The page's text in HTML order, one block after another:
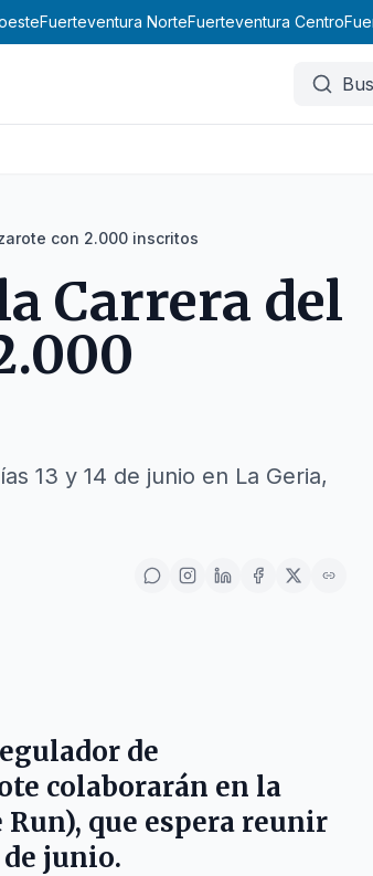
Fuerteventura NorteFuerteventura Centro
con 2.000 inscritos
Carrera del
13 y 14 de junio en La Geria,
de
colaborarán en la
que espera reunir
de junio.